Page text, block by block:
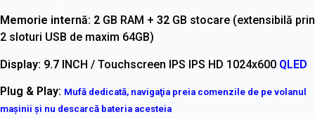
Memorie internă: 2 GB RAM + 32 GB stocare (extensibilă prin
2 sloturi USB de maxim 64GB)
Display: 9.7 INCH / Touchscreen IPS IPS HD 1024x600 QLED
Plug & Play: Mufă dedicată, navigaţia preia comenzile de pe volanul
maşinii şi nu descarcă bateria acesteia